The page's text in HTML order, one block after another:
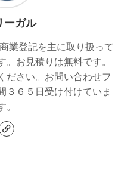
ーガル
業登記を主に取り扱って
。お見積りは無料です。
ださい。お問い合わせフ
３６５日受け付けていま
。